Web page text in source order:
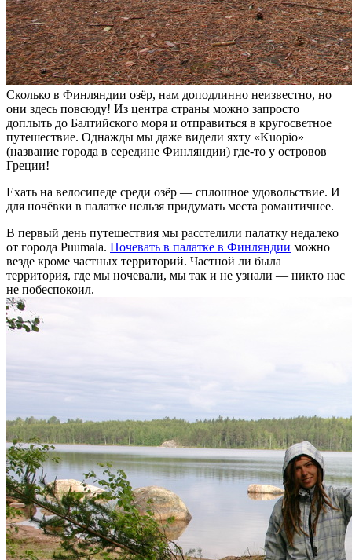
Сколько в Финляндии озёр, нам доподлинно неизвестно, но
они здесь повсюду! Из центра страны можно запросто
доплыть до Балтийского моря и отправиться в кругосветное
путешествие. Однажды мы даже видели яхту «Kuopio»
(название города в середине Финляндии) где-то у островов
Греции!
Ехать на велосипеде среди озёр — сплошное удовольствие. И
для ночёвки в палатке нельзя придумать места романтичнее.
В первый день путешествия мы расстелили палатку недалеко
от города Puumala. Ночевать в палатке в Финляндии можно
везде кроме частных территорий. Частной ли была
территория, где мы ночевали, мы так и не узнали — никто нас
не побеспокоил.